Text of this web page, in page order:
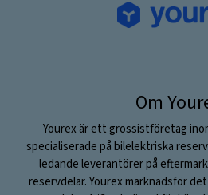
Om
Yourex är ett grossistföretag
specialiserade på bilelektriska
ledande leverantörer på
reservdelar. Yourex marknadsför